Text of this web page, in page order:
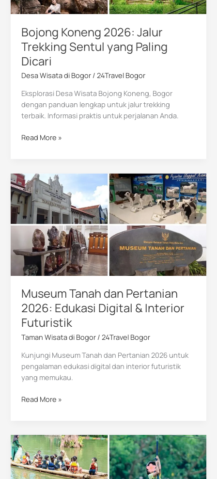
Bojong Koneng 2026: Jalur
Trekking Sentul yang Paling
Dicari
Desa Wisata di Bogor /24Travel Bogor
Eksplorasi Desa Wisata Bojong Koneng, Bogor
dengan panduan lengkap untuk jalur trekking
terbaik. Informasi praktis untuk perjalanan Anda.
Dicari
Read More »
Museum Tanah dan Pertanian
2026: Edukasi Digital & Interior
Futuristik
Taman Wisata di Bogor /24Travel Bogor
Kunjungi Museum Tanah dan Pertanian 2026 untuk
pengalaman edukasi digital dan interior futuristik
yang memukau.
Museum
Tanah
dan
Pertanian
2026:
Edukasi
Digital
&
Interior
Futuristik
Read More »
Pelita
Desa
Outbound
2026: